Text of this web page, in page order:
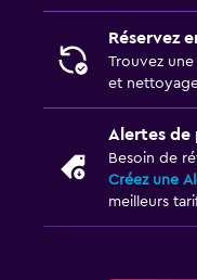
Réservez
Trouvez
et
Alertes de
Besoin de
Créez une
meilleurs